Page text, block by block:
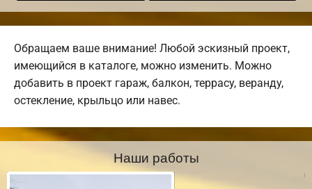
Обращаем ваше внимание! Любой эскизный проект,
имеющийся в каталоге, можно изменить. Можно
добавить в проект гараж, балкон, террасу, веранду,
остекление, крыльцо или навес.
Наши работы